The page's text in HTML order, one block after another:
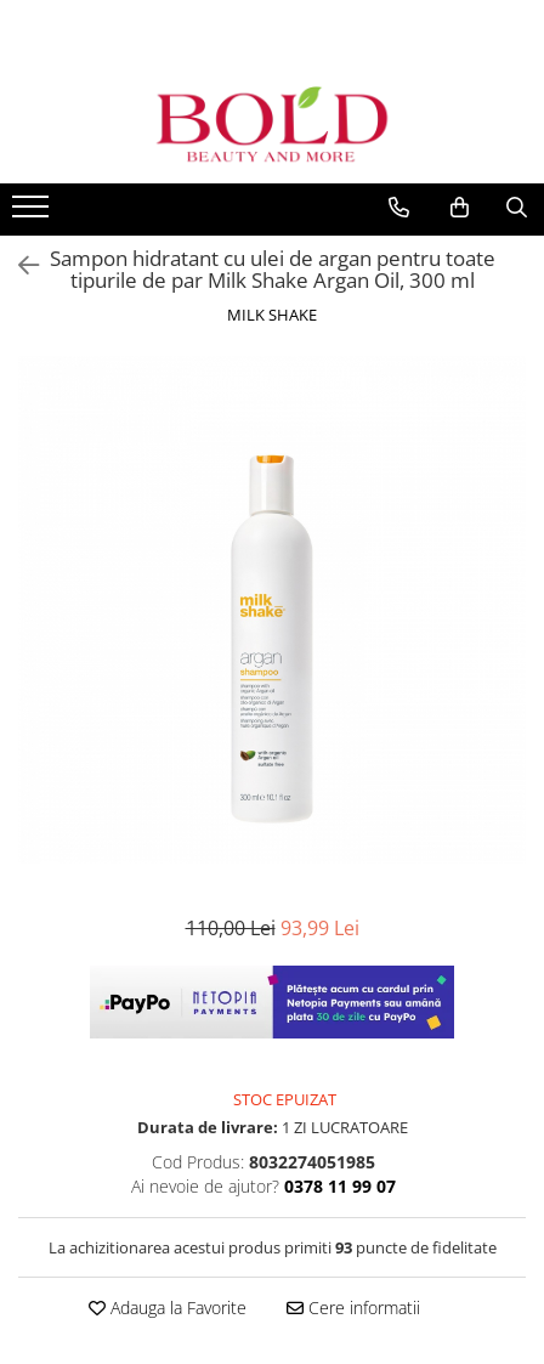
BALSAMURI
MASTI
FIOLE TRATAMENT
TRATAMENTE SI SERUM
FARMAVITA
JOICO
JUST FOR MEN
Sampon hidratant cu ulei de argan pentru toate
tipurile de par Milk Shake Argan Oil, 300 ml
MILK SHAKE
110,00 Lei 93,99 Lei
STOC EPUIZAT
Durata de livrare: 1 ZI LUCRATOARE
Cod Produs: 8032274051985
Ai nevoie de ajutor? 0378 11 99 07
La achizitionarea acestui produs primiti93puncte de fidelitate
Adauga la Favorite Cere informatii